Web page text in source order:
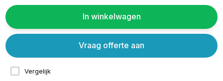
In winkelwagen
Vergelijk
Vraag offerte aan